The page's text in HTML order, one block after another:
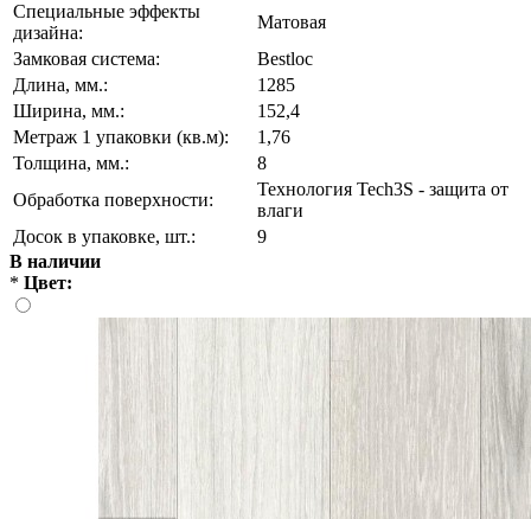
Специальные эффекты
дизайна:
Матовая
Замковая система:
Bestloc
Длина, мм.:
1285
Ширина, мм.:
152,4
Метраж 1 упаковки (кв.м):
1,76
Толщина, мм.:
8
Обработка поверхности:
Технология Tech3S - защита от
влаги
Досок в упаковке, шт.:
9
В наличии
* Цвет: